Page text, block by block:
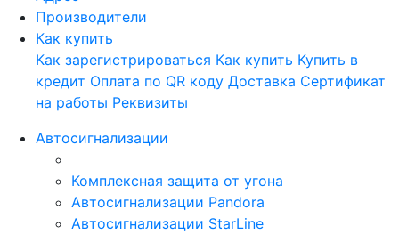
Производители
Как купить
Как зарегистрироваться Как купить Купить в
кредит Оплата по QR коду Доставка Сертификат
на работы Реквизиты
Автосигнализации
Комплексная защита от угона
Автосигнализации Pandora
Автосигнализации StarLine